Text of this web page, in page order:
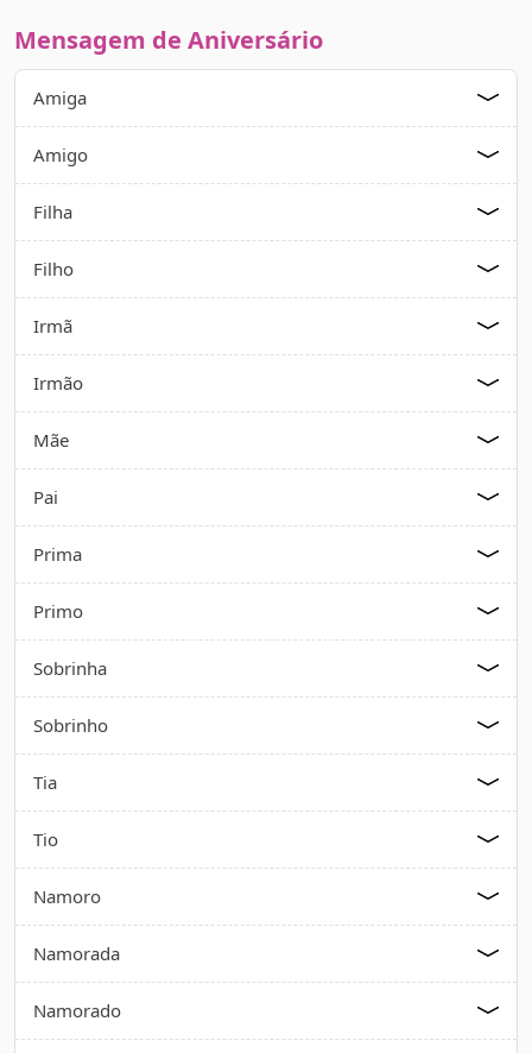
Mensagem de Aniversário
Amiga
Amigo
Filha
Filho
Irmã
Irmão
Mãe
Pai
Prima
Primo
Sobrinha
Sobrinho
Tia
Tio
Namoro
Namorada
Namorado